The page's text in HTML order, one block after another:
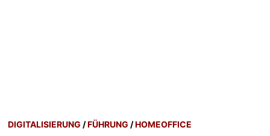
DIGITALISIERUNG /FÜHRUNG /HOMEOFFICE